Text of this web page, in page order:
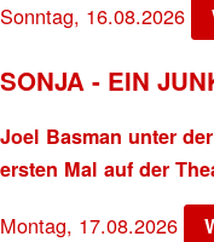
Sonntag, 16.08.2026
SONJA - EIN
Joel Basman unter
ersten Mal auf der
Montag, 17.08.2026